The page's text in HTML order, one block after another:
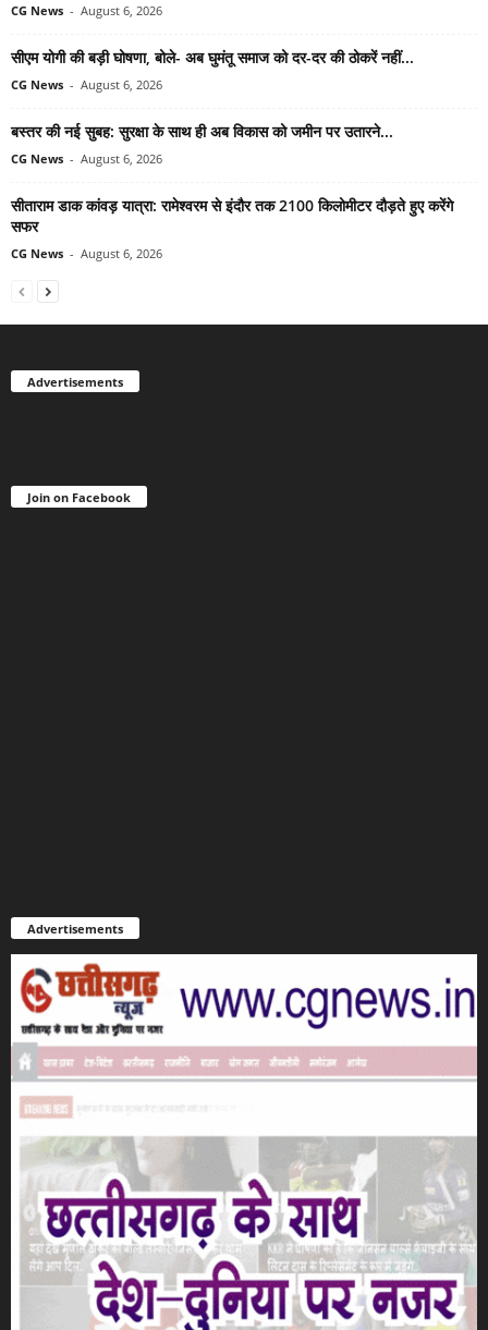
CG News - August 6, 2026
सीएम योगी की बड़ी घोषणा, बोले- अब घुमंतू समाज को दर-दर की ठोकरें नहीं...
CG News - August 6, 2026
बस्तर की नई सुबह: सुरक्षा के साथ ही अब विकास को जमीन पर उतारने...
CG News - August 6, 2026
सीताराम डाक कांवड़ यात्रा: रामेश्वरम से इंदौर तक 2100 किलोमीटर दौड़ते हुए करेंगे
सफर
CG News - August 6, 2026
Advertisements
Join on Facebook
Advertisements